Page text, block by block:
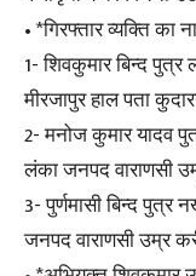
• *गिरफ्तार व्यक्ति का
1- शिवकुमार बिन्द पुत्र
मीरजापुर हाल पता
2- मनोज कुमार यादव
लंका जनपद वाराणसी
3- पुर्णमासी बिन्द पुत्र
जनपद वाराणसी उम्र